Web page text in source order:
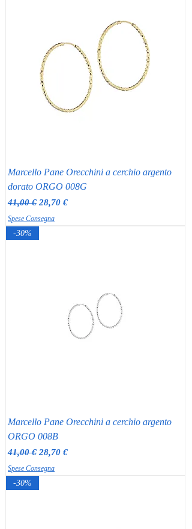
Marcello Pane Orecchini a cerchio argento
dorato ORGO 008G
Prezzo regolare
41,00 € Prezzo scontato
28,70 €
Spese Consegna
-30%
Marcello Pane Orecchini a cerchio argento
ORGO 008B
Prezzo regolare
41,00 € Prezzo scontato
28,70 €
Spese Consegna
-30%